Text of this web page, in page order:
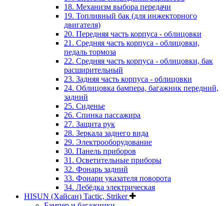
18. Механизм выбора передачи
19. Топливный бак (для инжекторного
двигателя)
20. Передняя часть корпуса - облицовки
21. Средняя часть корпуса - облицовки,
педаль тормоза
22. Средняя часть корпуса - облицовки, бак
расширительный
23. Задняя часть корпуса - облицовки
24. Облицовка бампера, багажник передний,
задний
25. Сиденье
26. Спинка пассажира
27. Защита рук
28. Зеркала заднего вида
29. Электрооборудование
30. Панель приборов
31. Oсветительные приборы
32. Фонарь задний
33. Фонари указателя поворота
34. Лебёдка электрическая
HISUN (Хайсан) Tactic, Striker